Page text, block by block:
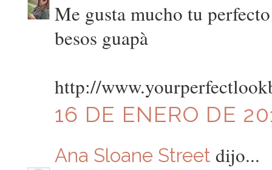
Me gusta mucho tu
besos guapà
http://
16 DE ENERO DE
Ana Sloane Street dijo...